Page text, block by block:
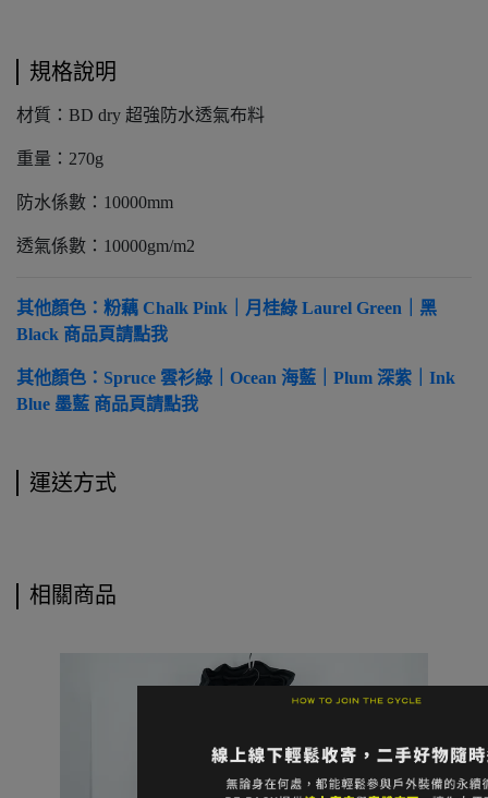
規格說明
材質：BD dry 超強防水透氣布料
重量：270g
防水係數：10000mm
透氣係數：10000gm/m2
其他顏色：粉藕 Chalk Pink｜月桂綠 Laurel Green｜黑
Black 商品頁請點我
其他顏色：Spruce 雲衫綠｜Ocean 海藍｜Plum 深紫｜Ink
Blue 墨藍 商品頁請點我
運送方式
相關商品